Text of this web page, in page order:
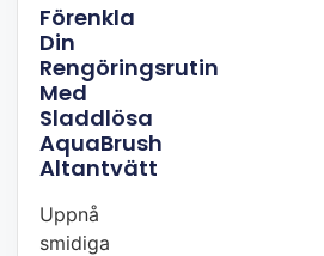
Förenkla
Din
Rengöringsrutin
Med
Sladdlösa
AquaBrush
Altantvätt
Uppnå
smidiga